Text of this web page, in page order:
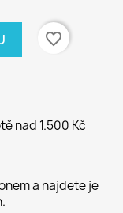
favorite_border
nad 1.500 Kč
a najdete je